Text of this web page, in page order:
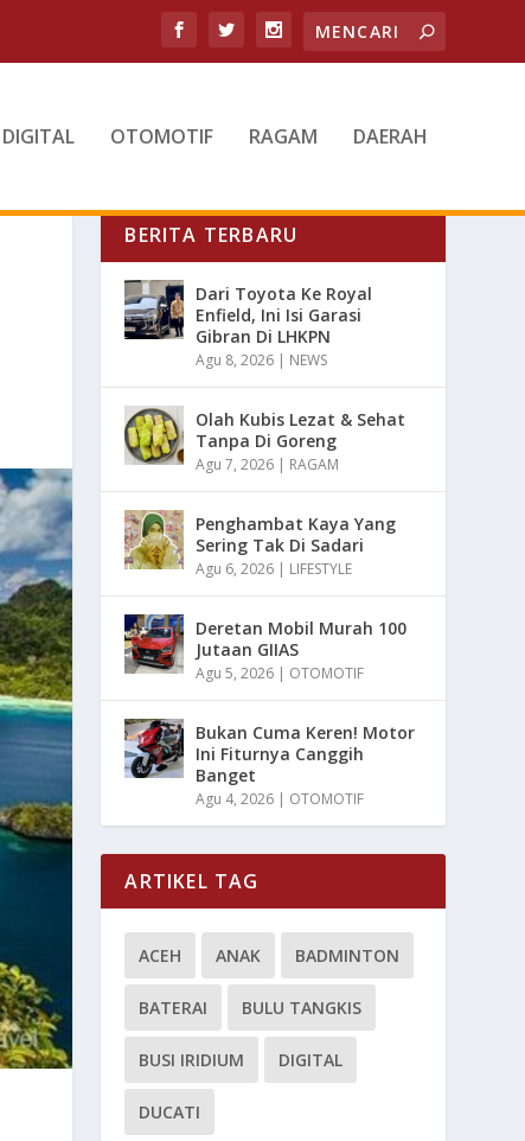
DIGITAL OTOMOTIF RAGAM DAERAH
BERITA TERBARU
Dari Toyota Ke Royal
Enfield, Ini Isi Garasi
Gibran Di LHKPN
Agu 8, 2026 | NEWS
Olah Kubis Lezat & Sehat
Tanpa Di Goreng
Agu 7, 2026 | RAGAM
Penghambat Kaya Yang
Sering Tak Di Sadari
Agu 6, 2026 | LIFESTYLE
Deretan Mobil Murah 100
Jutaan GIIAS
Agu 5, 2026 | OTOMOTIF
Bukan Cuma Keren! Motor
Ini Fiturnya Canggih
Banget
Agu 4, 2026 | OTOMOTIF
ARTIKEL TAG
ACEH ANAK BADMINTON
BATERAI BULU TANGKIS
BUSI IRIDIUM DIGITAL
DUCATI